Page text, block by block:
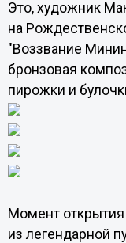
Это, художник
на
"Воззвание
бронзовая
пирожки и
Момент
из легендарной